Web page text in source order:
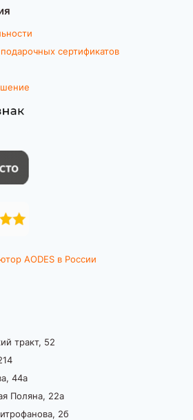
сертификатов
AODES в России
тракт, 52
44а
Поляна, 22а
2б